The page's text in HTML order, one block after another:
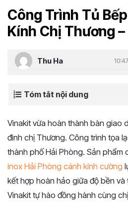
Công Trình Tủ
Kính Chị Thương
Thu Ha
Tóm tắt nội dung
Vinakit vừa hoàn thành bàn giao
đình chị Thương. Công trình tọa
thành phố Hải Phòng. Sản phẩm
inox Hải Phòng cánh kính cường
kết hợp hoàn hảo giữa độ bền và
Vinakit tự hào đồng hành cùng